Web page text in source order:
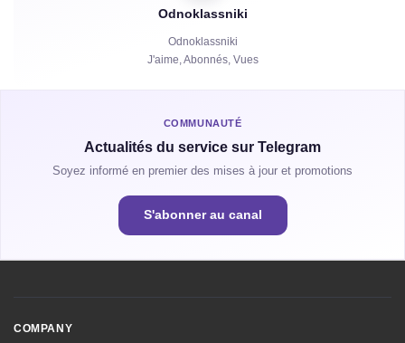
Partages
Heures de Visionnage
Odnoklassniki
Odnoklassniki
J'aime, Abonnés, Vues
COMMUNAUTÉ
Actualités du service sur Telegram
Soyez informé en premier des mises à jour et promotions
S'abonner au canal
COMPANY